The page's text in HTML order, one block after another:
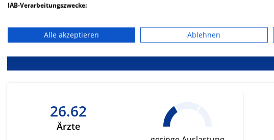
besonderem
Ernährungsbedarf
26.62
Ärzte
IAB-Verarbeitungszwecke:
Verwendung reduzierter Daten zur Auswahl von Werbeanzeigen
Erstellung von Profilen zur Personalisierung von Inhalten
Verwendung von Profilen zur Auswahl personalisierter Inhalte
Alle akzeptieren Ablehnen